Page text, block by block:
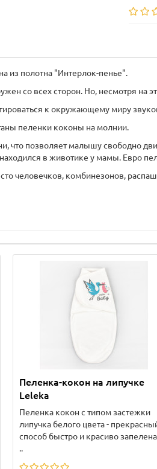
из полотна "Интерлок-пенье".
со всех сторон. Но, несмотря на
к окружающему миру
пеленки коконы на молнии.
что позволяет малышу свободно
в животике у мамы. Евро
человечков, комбинезонов,
Пеленка-кокон на липучке
Leleka
Пеленка кокон с типом застежки
липучка белого цвета -
способ быстро и красиво
..